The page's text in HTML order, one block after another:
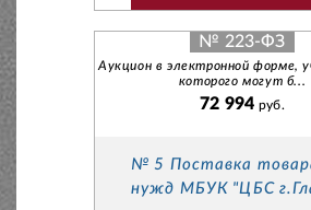
№ 223-ФЗ
Аукцион в электронной форме,
которого могут б...
72 994руб.
№ 5 Поставка
нужд МБУК "ЦБС